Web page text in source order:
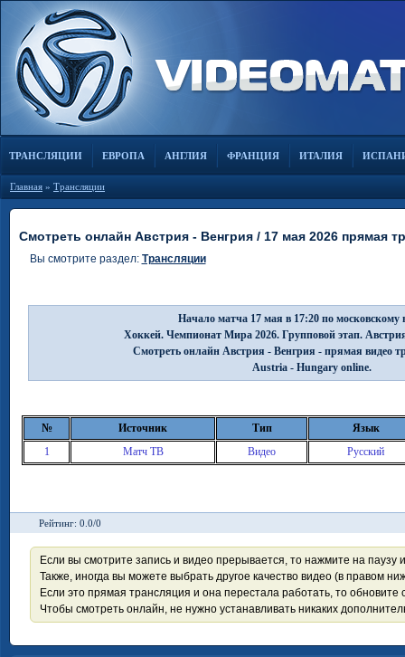
ТРАНСЛЯЦИИ ЕВРОПА АНГЛИЯ ФРАНЦИЯ ИТАЛИЯ
Главная » Трансляции
Смотреть онлайн Австрия - Венгрия / 17 мая 2026 прямая
Вы смотрите раздел: Трансляции
Начало матча 17 мая в 17:20 по московскому
Хоккей. Чемпионат Мира 2026. Групповой этап.
Смотреть онлайн Австрия - Венгрия - прямая видео
Austria - Hungary online.
№ Источник Тип
Язык
1
Матч ТВ Видео Русский
Рейтинг: 0.0/0
Если вы смотрите запись и видео прерывается, то нажмите на паузу
Также, иногда вы можете выбрать другое качество видео (в правом
Если это прямая трансляция и она перестала работать, то обновите
Чтобы смотреть онлайн, не нужно устанавливать никаких